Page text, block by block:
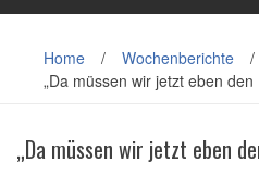
Home / Wochenberichte
/
„Da müssen wir jetzt eben
„Da müssen wir jetzt eben